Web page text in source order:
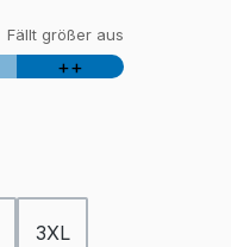
Fällt größer aus
++
3XL